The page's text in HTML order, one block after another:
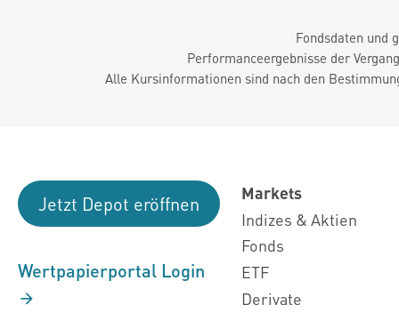
Fondsdaten und
Performanceergebnisse der
Alle Kursinformationen sind nach den
Jetzt Depot eröffnen
Wertpapierportal Login
Markets
Indizes & Aktien
Fonds
ETF
Derivate